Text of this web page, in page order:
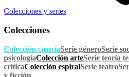
Colecciones y series
Colecciones
Colección cienciaSerie géneroSerie
psicologíaColección arteSerie teoría
críticaColección espiralSerie teatro
y ficción